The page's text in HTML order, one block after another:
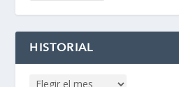
HISTORIAL